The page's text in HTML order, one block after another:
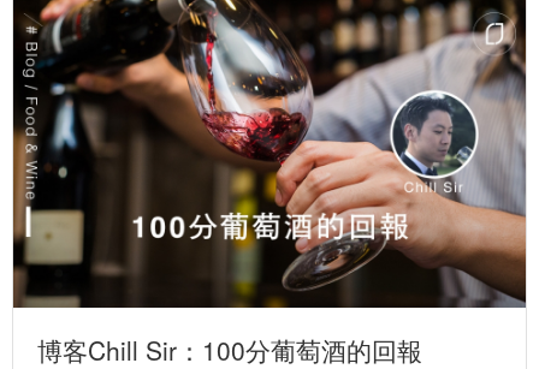
博客Chill Sir：100分葡萄酒的回報